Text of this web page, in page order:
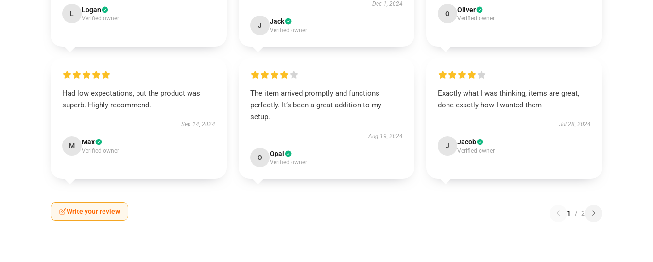
L Logan
Verified owner
Dec 1, 2024
J Jack
Verified owner
O Oliver
Verified owner
Had low expectations, but the product was
superb. Highly recommend.
Sep 14, 2024
M Max
Verified owner
The item arrived promptly and functions
perfectly. It’s been a great addition to my
setup.
Aug 19, 2024
O Opal
Verified owner
Exactly what I was thinking, items are great,
done exactly how I wanted them
Jul 28, 2024
J Jacob
Verified owner
Write your review 1 / 2